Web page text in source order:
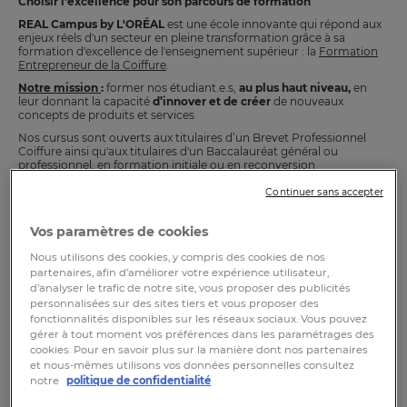
REAL Campus by L'ORÉAL est une école innovante qui répond aux
enjeux réels d'un secteur en pleine transformation grâce à sa
formation d'excellence de l'enseignement supérieur : la Formation
Entrepreneur de la Coiffure
Notre mission : former nos étudiant.e.s, au plus haut niveau, en
leur donnant la capacité d’innover et de créer de nouveaux
concepts de produits et services
Nos cursus sont ouverts aux titulaires d’un Brevet Professionnel
Coiffure ainsi qu'aux titulaires d'un Baccalauréat général ou
professionnel, en formation initiale ou en reconversion
EN SAVOIR PLUS
RECEVOIR NOTRE BROCHURE
Remplissez ce rapide formulaire pour recevoir notre brochure par
mail
Vos paramètres de cookies
Nous utilisons des cookies, y compris des cookies de nos
partenaires, afin d’améliorer votre expérience utilisateur,
d’analyser le trafic de notre site, vous proposer des publicités
personnalisées sur des sites tiers et vous proposer des
fonctionnalités disponibles sur les réseaux sociaux. Vous pouvez
gérer à tout moment vos préférences dans les paramétrages des
cookies. Pour en savoir plus sur la manière dont nos partenaires
et nous-mêmes utilisons vos données personnelles consultez
notre politique de confidentialité
Continuer sans accepter